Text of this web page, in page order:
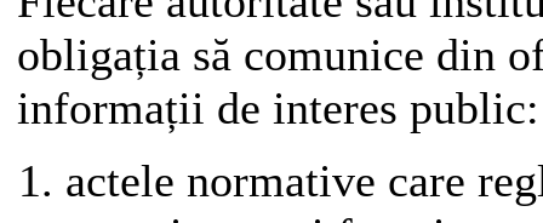
obligația să comunice din
informații de interes public:
actele normative care